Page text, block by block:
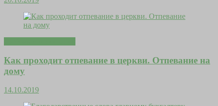
Как проходит отпевание в церкви. Отпевание на
дому
14.10.2019